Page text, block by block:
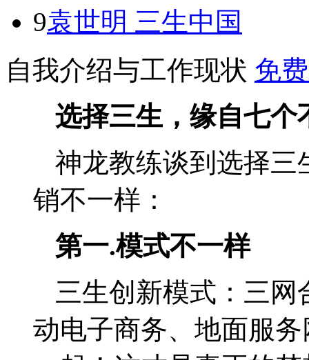
9袁世明 三生中国
自我介绍与工作现状 免
选择三生，缘自七个
神龙教练谈到选择三
销不一样：
第一.模式不一样
三生创新模式：三
动电子商务、地面服